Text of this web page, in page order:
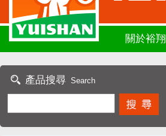
關於裕翔
產品搜尋 Search